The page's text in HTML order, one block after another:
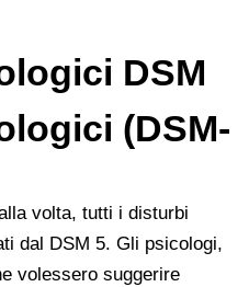
DSM
(DSM-
volta, tutti i disturbi
dal DSM 5. Gli psicologi,
volessero suggerire